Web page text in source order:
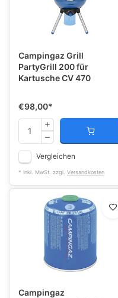
Campingaz Grill
PartyGrill 200 für
Kartusche CV 470
€98,00*
Vergleichen
* Inkl. MwSt. zzgl. Versandkosten
Campingaz